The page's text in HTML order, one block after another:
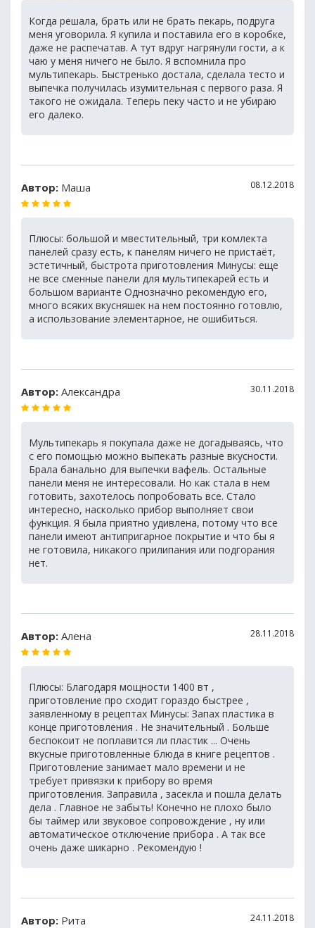
Когда решала, брать или не брать пекарь, подруга
меня уговорила. Я купила и поставила его в коробке,
даже не распечатав. А тут вдруг нагрянули гости, а к
чаю у меня ничего не было. Я вспомнила про
мультипекарь. Быстренько достала, сделала тесто и
выпечка получилась изумительная с первого раза. Я
такого не ожидала. Теперь пеку часто и не убираю
его далеко.
Автор: Маша 08.12.2018
Плюсы: большой и мвестительный, три комлекта
панелей сразу есть, к панелям ничего не пристаёт,
эстетичный, быстрота приготовления Минусы: еще
не все сменные панели для мультипекарей есть и
большом варианте Однозначно рекомендую его,
много всяких вкусняшек на нем постоянно готовлю,
а использование элементарное, не ошибиться.
Автор: Александра 30.11.2018
Мультипекарь я покупала даже не догадываясь, что
с его помощью можно выпекать разные вкусности.
Брала банально для выпечки вафель. Остальные
панели меня не интересовали. Но как стала в нем
готовить, захотелось попробовать все. Стало
интересно, насколько прибор выполняет свои
функция. Я была приятно удивлена, потому что все
панели имеют антипригарное покрытие и что бы я
не готовила, никакого прилипания или подгорания
нет.
Автор: Алена 28.11.2018
Плюсы: Благодаря мощности 1400 вт ,
приготовление про сходит гораздо быстрее ,
заявленному в рецептах Минусы: Запах пластика в
конце приготовления . Не значительный . Больше
беспокоит не поплавится ли пластик ... Очень
вкусные приготовленные блюда в книге рецептов .
Приготовление занимает мало времени и не
требует привязки к прибору во время
приготовления. Заправила , засекла и пошла делать
дела . Главное не забыть! Конечно не плохо было
бы таймер или звуковое сопровождение , ну или
автоматическое отключение прибора . А так все
очень даже шикарно . Рекомендую !
Автор: Рита 24.11.2018